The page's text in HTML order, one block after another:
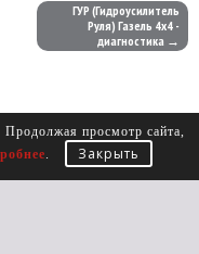
ГУР (Гидроусилитель
Руля) Газель 4х4 -
диагностика →
просмотр сайта,
. Закрыть